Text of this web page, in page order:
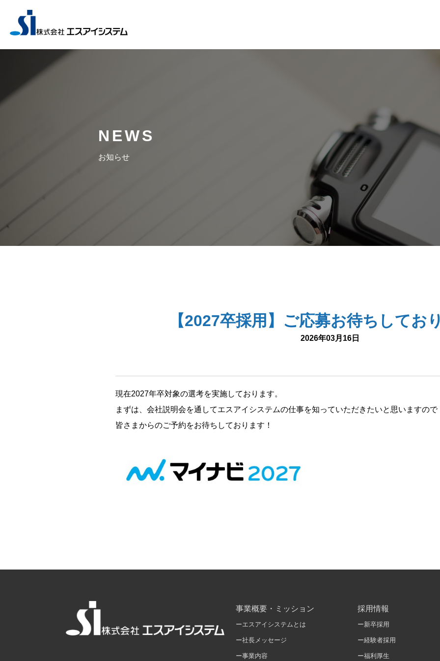
NEWS
お知らせ
【2027卒採用】ご応募お待ちしてお
2026年03月16日
現在2027年卒対象の選考を実施しております。
まずは、会社説明会を通してエスアイシステムの仕事を知っていただきたいと思いますので
皆さまからのご予約をお待ちしております！
事業概要・ミッション
ーエスアイシステムとは
ー社長メッセージ
ー事業内容
採用情報
ー新卒採用
ー経験者採用
ー福利厚生